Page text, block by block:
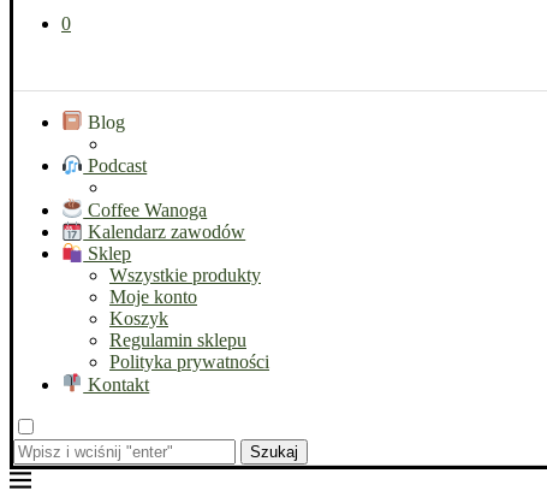
0
Blog
Podcast
Coffee Wanoga
Kalendarz zawodów
Sklep
Wszystkie produkty
Moje konto
Koszyk
Regulamin sklepu
Polityka prywatności
Kontakt
Szukaj